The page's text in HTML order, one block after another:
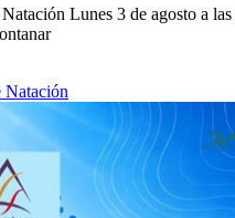
Lunes 3 de agosto a las